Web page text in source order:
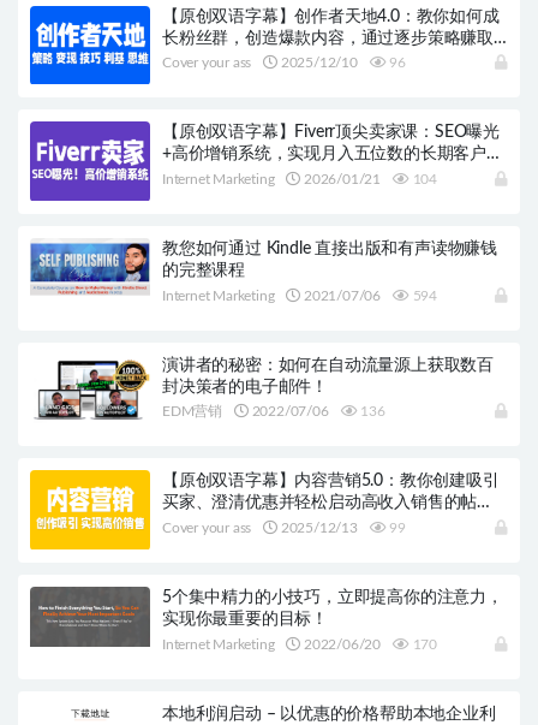
【原创双语字幕】创作者天地4.0：教你如何成
长粉丝群，创造爆款内容，通过逐步策略赚取
收入！包含 Instagram 策略、变现技巧、利基选
Cover your ass 2025/12/10 96
【原创双语字幕】Fiverr顶尖卖家课：SEO曝光
+高价增销系统，实现月入五位数的长期客户战
略
Internet Marketing 2026/01/21 104
教您如何通过 Kindle 直接出版和有声读物赚钱
的完整课程
Internet Marketing 2021/07/06 594
演讲者的秘密：如何在自动流量源上获取数百
封决策者的电子邮件！
EDM营销 2022/07/06 136
【原创双语字幕】内容营销5.0：教你创建吸引
买家、澄清优惠并轻松启动高收入销售的帖
子！创造吸引买家的内容，实现高收入销售！
Cover your ass 2025/12/13 99
5个集中精力的小技巧，立即提高你的注意力，
实现你最重要的目标！
Internet Marketing 2022/06/20 170
本地利润启动 – 以优惠的价格帮助本地企业利